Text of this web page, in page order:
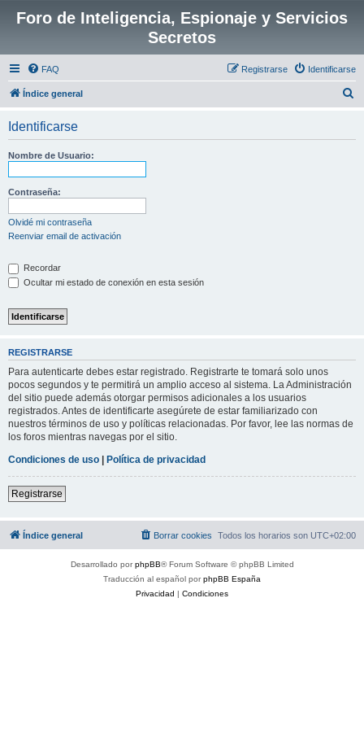
Foro de Inteligencia, Espionaje y Servicios
Secretos
FAQ Identificarse
Registrarse
Índice general
Identificarse
Nombre de Usuario:
Contraseña:
Olvidé mi contraseña
Reenviar email de activación
Recordar
Ocultar mi estado de conexión en esta sesión
REGISTRARSE
Para autenticarte debes estar registrado. Registrarte te tomará solo unos
pocos segundos y te permitirá un amplio acceso al sistema. La Administración
del sitio puede además otorgar permisos adicionales a los usuarios
registrados. Antes de identificarte asegúrete de estar familiarizado con
nuestros términos de uso y políticas relacionadas. Por favor, lee las normas de
los foros mientras navegas por el sitio.
Condiciones de uso | Política de privacidad
Registrarse
Índice general Todos los horarios son UTC+02:00
Borrar cookies
Desarrollado porphpBB® Forum Software © phpBB Limited
Traducción al español porphpBB España
Privacidad | Condiciones